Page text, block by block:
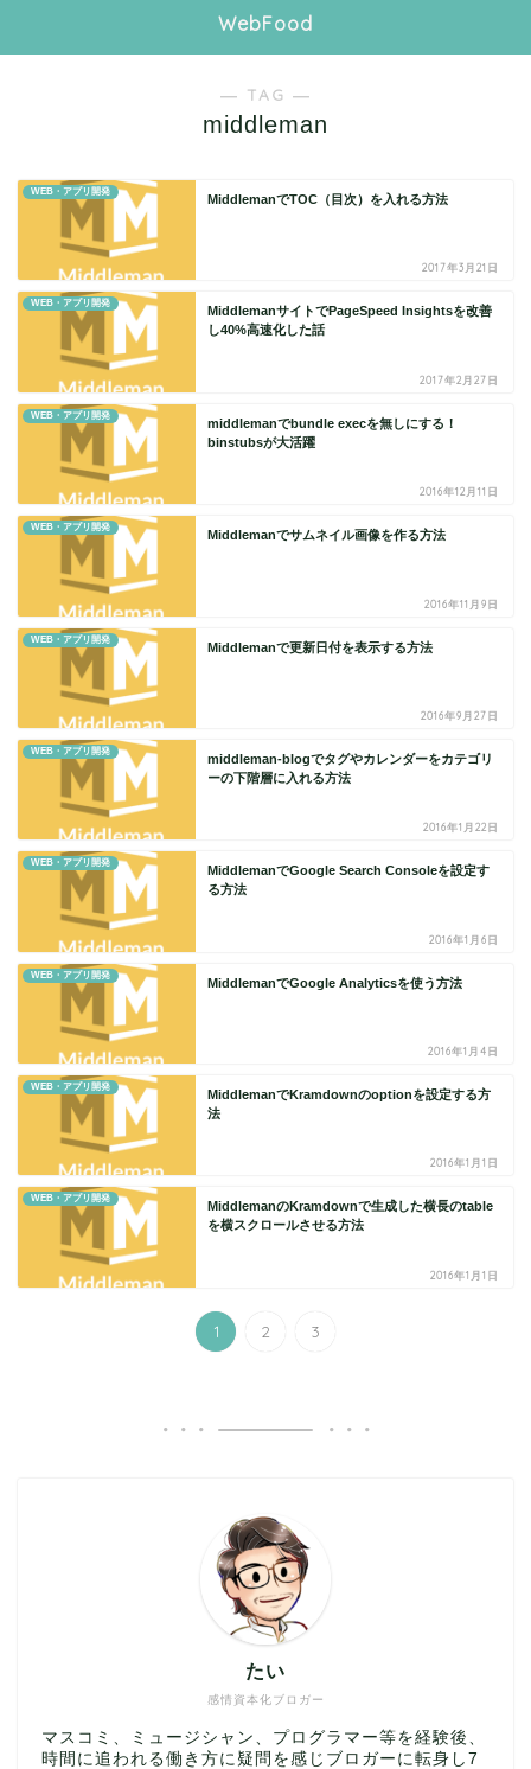
WebFood
― TAG ―
middleman
WEB・アプリ開発
MiddlemanでTOC（目次）を入れる方法
2017年3月21日
WEB・アプリ開発
MiddlemanサイトでPageSpeed Insightsを改善
し40%高速化した話
2017年2月27日
WEB・アプリ開発
middlemanでbundle execを無しにする！
binstubsが大活躍
2016年12月11日
WEB・アプリ開発
Middlemanでサムネイル画像を作る方法
2016年11月9日
WEB・アプリ開発
Middlemanで更新日付を表示する方法
2016年9月27日
WEB・アプリ開発
middleman-blogでタグやカレンダーをカテゴリ
ーの下階層に入れる方法
2016年1月22日
WEB・アプリ開発
MiddlemanでGoogle Search Consoleを設定す
る方法
2016年1月6日
WEB・アプリ開発
MiddlemanでGoogle Analyticsを使う方法
2016年1月4日
WEB・アプリ開発
MiddlemanでKramdownのoptionを設定する方
法
2016年1月1日
WEB・アプリ開発
MiddlemanのKramdownで生成した横長のtable
を横スクロールさせる方法
2016年1月1日
1 2 3
感情資本化ブロガー
たい
マスコミ、ミュージシャン、プログラマー等を経験後、
時間に追われる働き方に疑問を感じブロガーに転身し7